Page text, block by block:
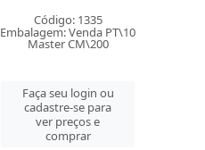
Código: 1335
Embalagem: Venda PT\10
Master CM\200
Faça seu login ou
cadastre-se para
ver preços e
comprar